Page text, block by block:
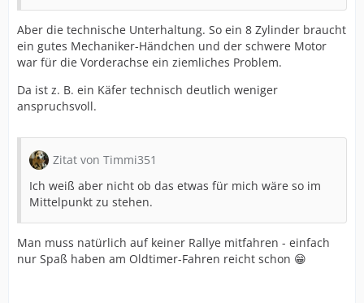
Aber die technische Unterhaltung. So ein 8 Zylinder braucht
ein gutes Mechaniker-Händchen und der schwere Motor
war für die Vorderachse ein ziemliches Problem.
Da ist z. B. ein Käfer technisch deutlich weniger
anspruchsvoll.
Zitat von Timmi351
Ich weiß aber nicht ob das etwas für mich wäre so im
Mittelpunkt zu stehen.
Man muss natürlich auf keiner Rallye mitfahren - einfach
nur Spaß haben am Oldtimer-Fahren reicht schon 😁